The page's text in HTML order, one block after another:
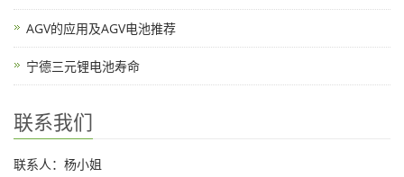
AGV的应用及AGV电池推荐
宁德三元锂电池寿命
联系我们
联系人：杨小姐